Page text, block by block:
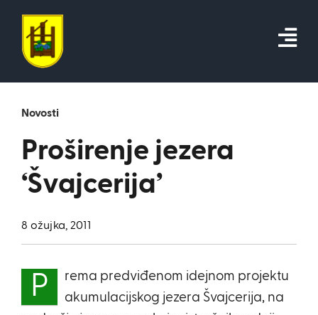
content
Novosti
Proširenje jezera
‘Švajcerija’
8 ožujka, 2011
P
rema predviđenom idejnom projektu
akumulacijskog jezera Švajcerija, na